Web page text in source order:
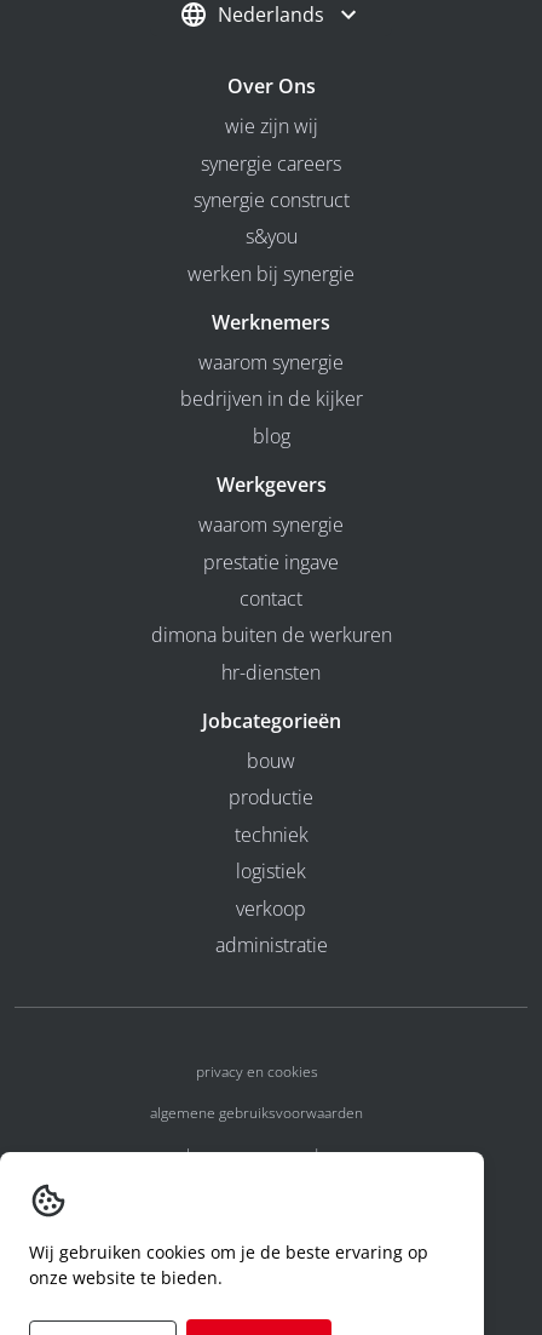
Nederlands
Over Ons
wie zijn wij
synergie careers
synergie construct
s&you
werken bij synergie
Werknemers
waarom synergie
bedrijven in de kijker
blog
Werkgevers
waarom synergie
prestatie ingave
contact
dimona buiten de werkuren
hr-diensten
Jobcategorieën
bouw
productie
techniek
logistiek
verkoop
administratie
privacy en cookies
algemene gebruiksvoorwaarden
algemene voorwaarden
code of conduct
aanvraag rechten ivm privacy
Wij gebruiken cookies om je de beste ervaring op
onze website te bieden.